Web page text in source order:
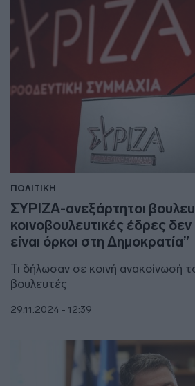
ΠΟΛΙΤΙΚΗ
ΣΥΡΙΖΑ-ανεξάρτητοι
κοινοβουλευτικές έδρες δεν
είναι όρκοι στη Δημοκρατία”
Τι δήλωσαν σε κοινή ανακοίνωσή
βουλευτές
29.11.2024 - 12:39